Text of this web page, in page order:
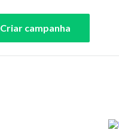
Criar campanha